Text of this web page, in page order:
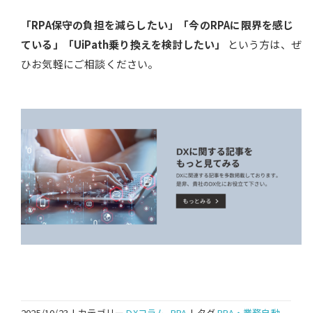
「RPA保守の負担を減らしたい」「今のRPAに限界を感じ
ている」「UiPath乗り換えを検討したい」
という方は、ぜ
ひお気軽にご相談ください。